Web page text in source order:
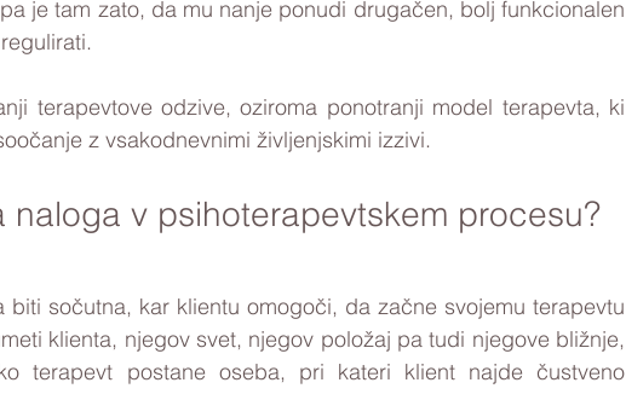
je tam zato, da mu nanje ponudi drugačen, bolj funkcionalen
terapevtove odzive, oziroma ponotranji model terapevta, ki
z vsakodnevnimi življenjskimi izzivi.
naloga v psihoterapevtskem procesu?
biti sočutna, kar klientu omogoči, da začne svojemu terapevtu
klienta, njegov svet, njegov položaj pa tudi njegove bližnje,
terapevt postane oseba, pri kateri klient najde čustveno